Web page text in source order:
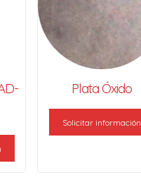
Plata Óxido
Solicitar información